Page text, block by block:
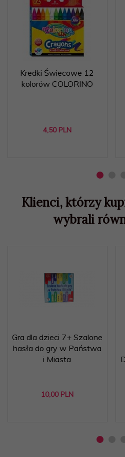
Kredki Świecowe 12
kolorów COLORINO
4,50 PLN
Klienci, którzy
wybrali
Gra dla dzieci 7+ Szalone
hasła do gry w Państwa
i Miasta
10,00 PLN